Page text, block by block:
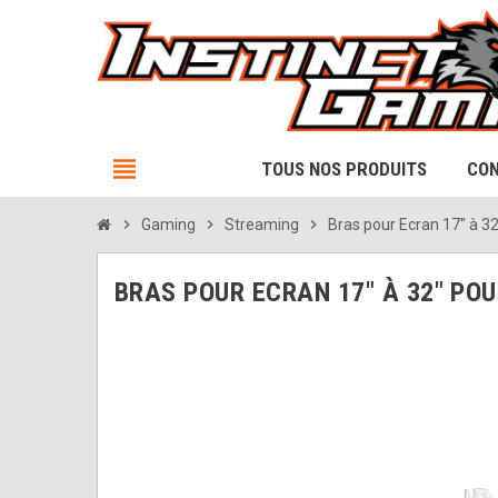
view_headline TOUS NOS PRODUITS
chevron_right Gaming chevron_right Streaming chevron_right Bras pour Ecran 17" à
BRAS POUR ECRAN 17" À 32"